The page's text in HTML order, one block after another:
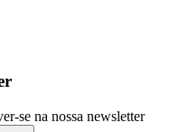
se na nossa newsletter